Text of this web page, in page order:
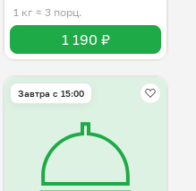
1 кг ≈ 3 порц.
1 190 ₽
Завтра c 15:00